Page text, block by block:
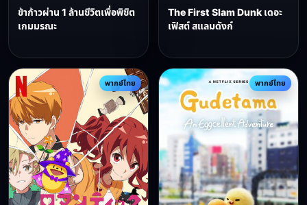
ข้าก้าวผ่าน 1 ล้านชีวิตเพื่อพิชิต
เกมมรณะ
The First Slam Dunk เดอะ
เฟิสต์ สแลมดังก์
พากย์ไทย พากย์ไทย